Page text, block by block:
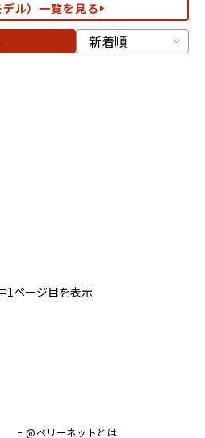
ル）一覧を見る
1ページ目を表示
@ベリーネットとは